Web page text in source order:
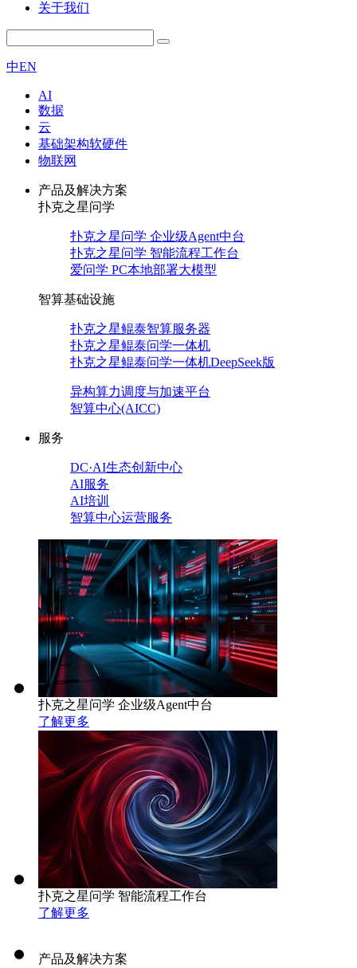
关于我们
中EN
AI
数据
云
基础架构软硬件
物联网
产品及解决方案
扑克之星问学
扑克之星问学 企业级Agent中台
扑克之星问学 智能流程工作台
爱问学 PC本地部署大模型
智算基础设施
扑克之星鲲泰智算服务器
扑克之星鲲泰问学一体机
扑克之星鲲泰问学一体机DeepSeek版
异构算力调度与加速平台
智算中心(AICC)
服务
DC·AI生态创新中心
AI服务
AI培训
智算中心运营服务
扑克之星问学 企业级Agent中台
了解更多
扑克之星问学 智能流程工作台
了解更多
产品及解决方案